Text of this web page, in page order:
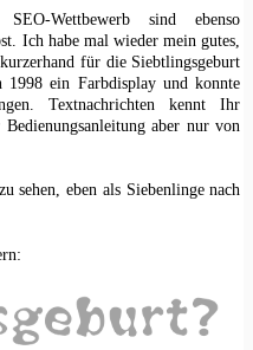
Wettbewerb sind ebenso
Ich habe mal wieder mein gutes,
für die Siebtlingsgeburt
1998 ein Farbdisplay und konnte
Textnachrichten kennt Ihr
aber nur von
sehen, eben als Siebenlinge nach